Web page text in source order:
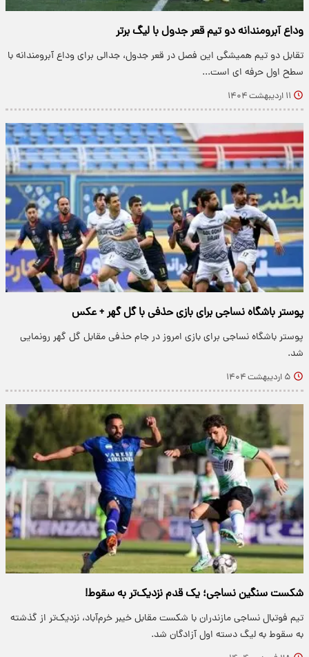
وداع آبرومندانه دو تیم قعر جدول با لیگ برتر
تقابل دو تیم همیشگی این فصل در قعر جدول، جدالی برای وداع آبرومندانه با
سطح اول حرفه ای است...
۱۱ اردیبهشت ۱۴۰۴
پوستر باشگاه نساجی برای بازی حذفی با گل گهر + عکس
پوستر باشگاه نساجی برای بازی امروز در جام حذفی مقابل گل گهر رونمایی
شد.
۵ اردیبهشت ۱۴۰۴
شکست سنگین نساجی؛ یک قدم نزدیک‌تر به سقوط!
تیم فوتبال نساجی مازندران با شکست مقابل خیبر خرم‌آباد، نزدیک‌تر از گذشته
به سقوط به لیگ دسته اول آزادگان شد.